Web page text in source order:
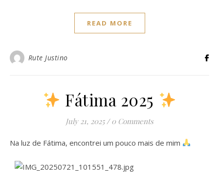
READ MORE
Rute Justino
Fátima 2025
July 21, 2025 / 0 Comments
Na luz de Fátima, encontrei um pouco mais de mim